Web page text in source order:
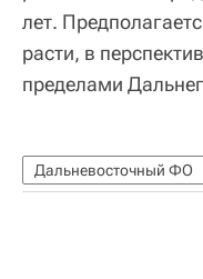
лет.
расти, в
пределами
Дальневосточный ФО